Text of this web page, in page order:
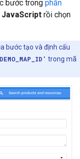
bước trong phần
JavaScript rồi chọn
bước tạo và định cấu
trong mã